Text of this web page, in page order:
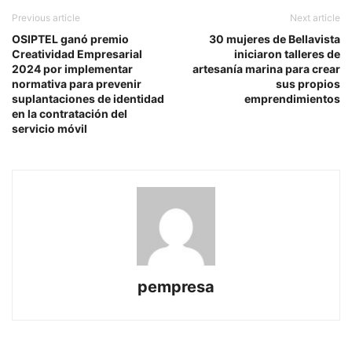
Previous article
OSIPTEL ganó premio
Creatividad Empresarial
2024 por implementar
normativa para prevenir
suplantaciones de identidad
en la contratación del
servicio móvil
Next article
30 mujeres de Bellavista
iniciaron talleres de
artesanía marina para crear
sus propios
emprendimientos
pempresa